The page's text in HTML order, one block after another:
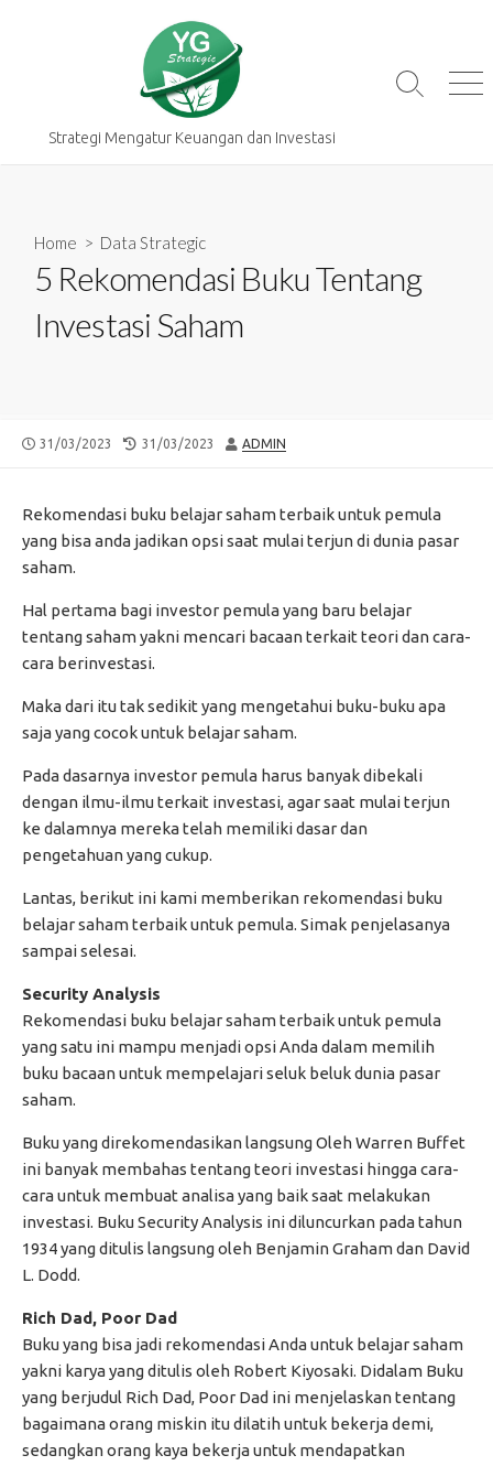
Strategi Mengatur Keuangan dan Investasi
Search
Home > Data Strategic
5 Rekomendasi Buku Tentang
Investasi Saham
PUBLISHED
31/03/2023
LAST
31/03/2023 AUTHOR
ADMIN
Rekomendasi buku belajar saham terbaik untuk pemula
yang bisa anda jadikan opsi saat mulai terjun di dunia pasar
saham.
Hal pertama bagi investor pemula yang baru belajar
tentang saham yakni mencari bacaan terkait teori dan cara-
cara berinvestasi.
Maka dari itu tak sedikit yang mengetahui buku-buku apa
saja yang cocok untuk belajar saham.
Pada dasarnya investor pemula harus banyak dibekali
dengan ilmu-ilmu terkait investasi, agar saat mulai terjun
ke dalamnya mereka telah memiliki dasar dan
pengetahuan yang cukup.
Lantas, berikut ini kami memberikan rekomendasi buku
belajar saham terbaik untuk pemula. Simak penjelasanya
sampai selesai.
Security Analysis
Rekomendasi buku belajar saham terbaik untuk pemula
yang satu ini mampu menjadi opsi Anda dalam memilih
buku bacaan untuk mempelajari seluk beluk dunia pasar
saham.
Buku yang direkomendasikan langsung Oleh Warren Buffet
ini banyak membahas tentang teori investasi hingga cara-
cara untuk membuat analisa yang baik saat melakukan
investasi. Buku Security Analysis ini diluncurkan pada tahun
1934 yang ditulis langsung oleh Benjamin Graham dan David
L. Dodd.
Rich Dad, Poor Dad
Buku yang bisa jadi rekomendasi Anda untuk belajar saham
yakni karya yang ditulis oleh Robert Kiyosaki. Didalam Buku
yang berjudul Rich Dad, Poor Dad ini menjelaskan tentang
bagaimana orang miskin itu dilatih untuk bekerja demi,
sedangkan orang kaya bekerja untuk mendapatkan